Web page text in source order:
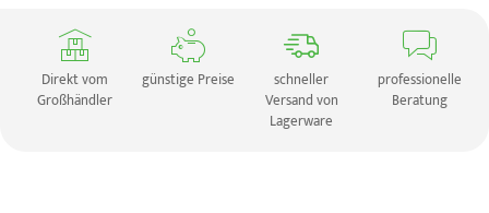
Direkt vom
Großhändler
günstige Preise
schneller
Versand von
Lagerware
professionelle
Beratung